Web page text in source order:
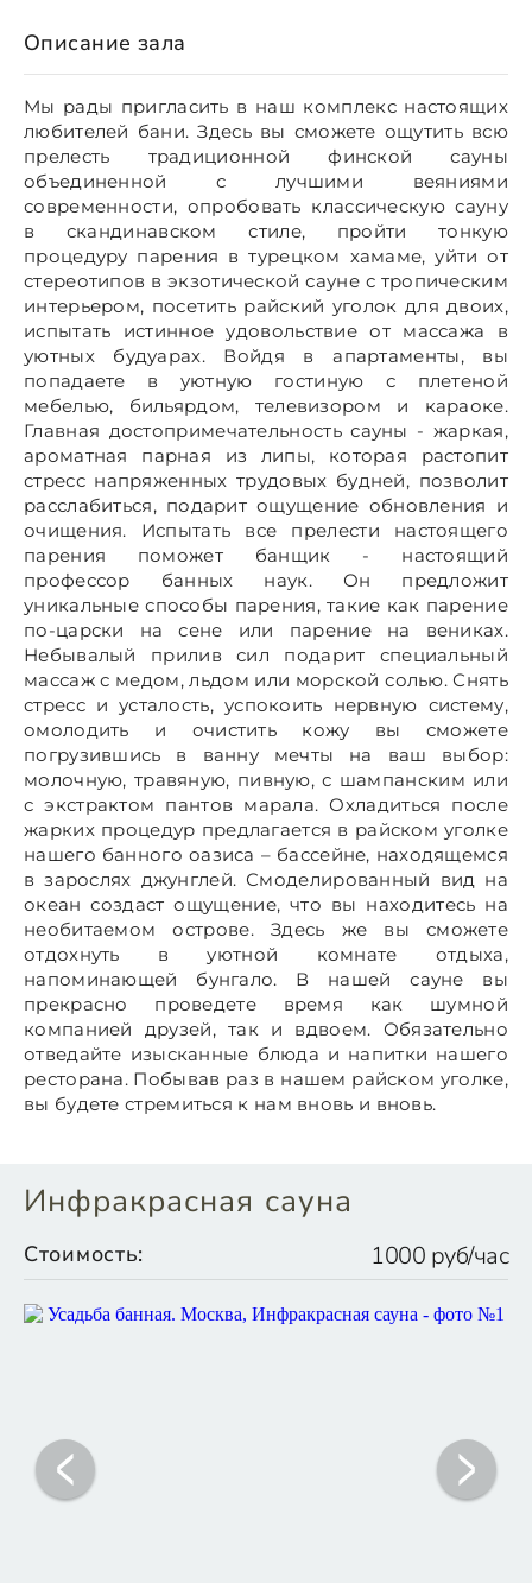
Описание зала
Мы рады пригласить в наш комплекс настоящих
любителей бани. Здесь вы сможете ощутить всю
прелесть традиционной финской сауны
объединенной с лучшими веяниями
современности, опробовать классическую сауну
в скандинавском стиле, пройти тонкую
процедуру парения в турецком хамаме, уйти от
стереотипов в экзотической сауне с тропическим
интерьером, посетить райский уголок для двоих,
испытать истинное удовольствие от массажа в
уютных будуарах. Войдя в апартаменты, вы
попадаете в уютную гостиную с плетеной
мебелью, бильярдом, телевизором и караоке.
Главная достопримечательность сауны - жаркая,
ароматная парная из липы, которая растопит
стресс напряженных трудовых будней, позволит
расслабиться, подарит ощущение обновления и
очищения. Испытать все прелести настоящего
парения поможет банщик - настоящий
профессор банных наук. Он предложит
уникальные способы парения, такие как парение
по-царски на сене или парение на вениках.
Небывалый прилив сил подарит специальный
массаж с медом, льдом или морской солью. Снять
стресс и усталость, успокоить нервную систему,
омолодить и очистить кожу вы сможете
погрузившись в ванну мечты на ваш выбор:
молочную, травяную, пивную, с шампанским или
с экстрактом пантов марала. Охладиться после
жарких процедур предлагается в райском уголке
нашего банного оазиса – бассейне, находящемся
в зарослях джунглей. Смоделированный вид на
океан создаст ощущение, что вы находитесь на
необитаемом острове. Здесь же вы сможете
отдохнуть в уютной комнате отдыха,
напоминающей бунгало. В нашей сауне вы
прекрасно проведете время как шумной
компанией друзей, так и вдвоем. Обязательно
отведайте изысканные блюда и напитки нашего
ресторана. Побывав раз в нашем райском уголке,
вы будете стремиться к нам вновь и вновь.
Инфракрасная сауна
Стоимость: 1000 руб/час